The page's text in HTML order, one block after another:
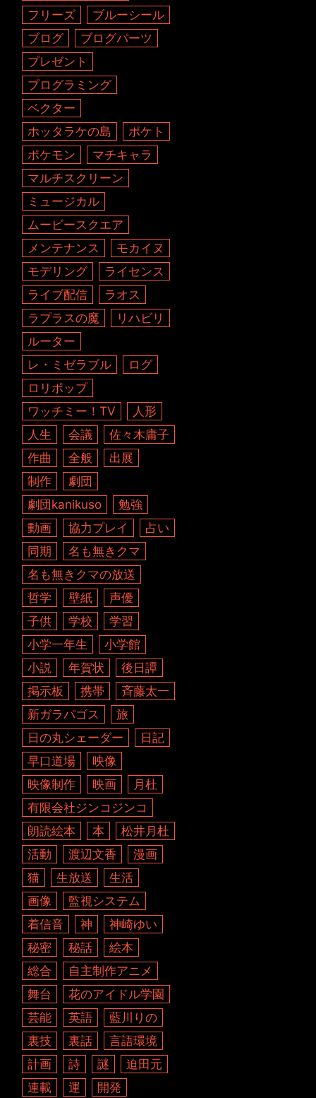
フリーズ
ブルーシール
ブログ
ブログパーツ
プレゼント
プログラミング
ベクター
ホッタラケの島
ポケト
ポケモン
マチキャラ
マルチスクリーン
ミュージカル
ムービースクエア
メンテナンス
モカイヌ
モデリング
ライセンス
ライブ配信
ラオス
ラプラスの魔
リハビリ
ルーター
レ・ミゼラブル
ログ
ロリポップ
ワッチミー！TV
人形
人生
会議
佐々木庸子
作曲
全般
出展
制作
劇団
劇団kanikuso
勉強
動画
協力プレイ
占い
同期
名も無きクマ
名も無きクマの放送
哲学
壁紙
声優
子供
学校
学習
小学一年生
小学館
小説
年賀状
後日譚
掲示板
携帯
斉藤太一
新ガラパゴス
旅
日の丸シェーダー
日記
早口道場
映像
映像制作
映画
月杜
有限会社ジンコジンコ
朗読絵本
本
松井月杜
活動
渡辺文香
漫画
猫
生放送
生活
画像
監視システム
着信音
神
神崎ゆい
秘密
秘話
絵本
総合
自主制作アニメ
舞台
花のアイドル学園
芸能
英語
藍川りの
裏技
裏話
言語環境
計画
詩 謎
迫田元
連載
運 開発